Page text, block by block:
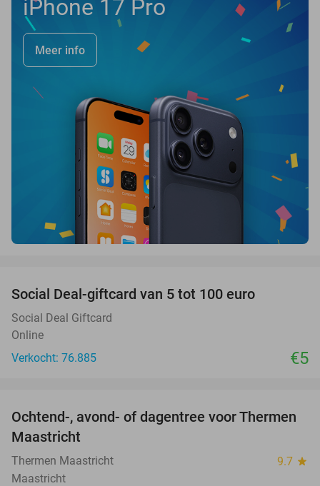
iPhone 17 Pro
Meer info
Social Deal-giftcard van 5 tot 100 euro
Social Deal Giftcard
Online
Verkocht: 76.885
€5
25%
Ochtend-, avond- of dagentree voor Thermen
Maastricht
Thermen Maastricht 9.7 star
Maastricht